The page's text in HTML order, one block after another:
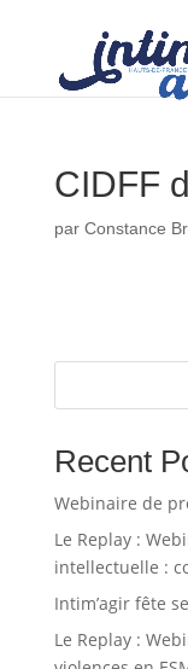
CIDFF
par Constance
Recent
Webinaire de
Le Replay :
intellectuelle :
Intim’agir fête
Le Replay :